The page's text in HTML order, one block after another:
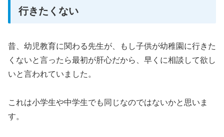
行きたくない
昔、幼児教育に関わる先生が、もし子供が幼稚園に行きた
くないと言ったら最初が肝心だから、早くに相談して欲し
いと言われていました。
これは小学生や中学生でも同じなのではないかと思いま
す。